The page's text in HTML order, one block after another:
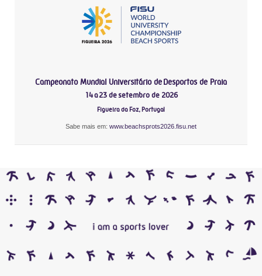
Campeonato Mundial Universitário de Desportos de Praia
14 a 23 de setembro de 2026
Figueira da Foz, Portugal
Sabe mais em: www.beachsprots2026.fisu.net